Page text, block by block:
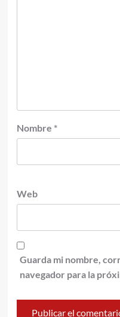
Nombre *
Web
Guarda mi nombre,
navegador para la